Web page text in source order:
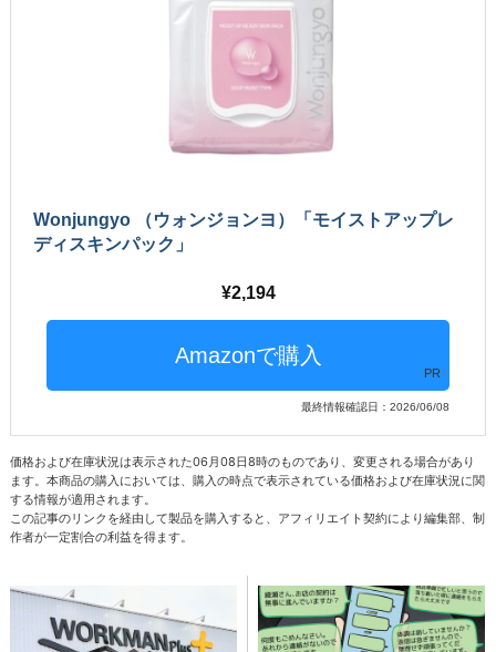
Wonjungyo （ウォンジョンヨ）「モイストアップレ
ディスキンパック」
2,194
PR
最終情報確認日：2026/06/08
価格および在庫状況は表示された06月08日8時のものであり、変更される場合があり
ます。本商品の購入においては、購入の時点で表示されている価格および在庫状況に関
する情報が適用されます。
この記事のリンクを経由して製品を購入すると、アフィリエイト契約により編集部、制
作者が一定割合の利益を得ます。